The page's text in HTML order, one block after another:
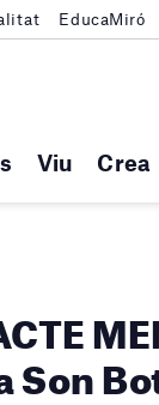
Viu Crea
EducaMiró
Son